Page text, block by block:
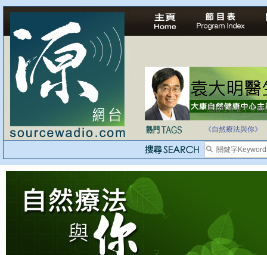
法治社會並不等同
自家教育合法化-
《自然療法與你》